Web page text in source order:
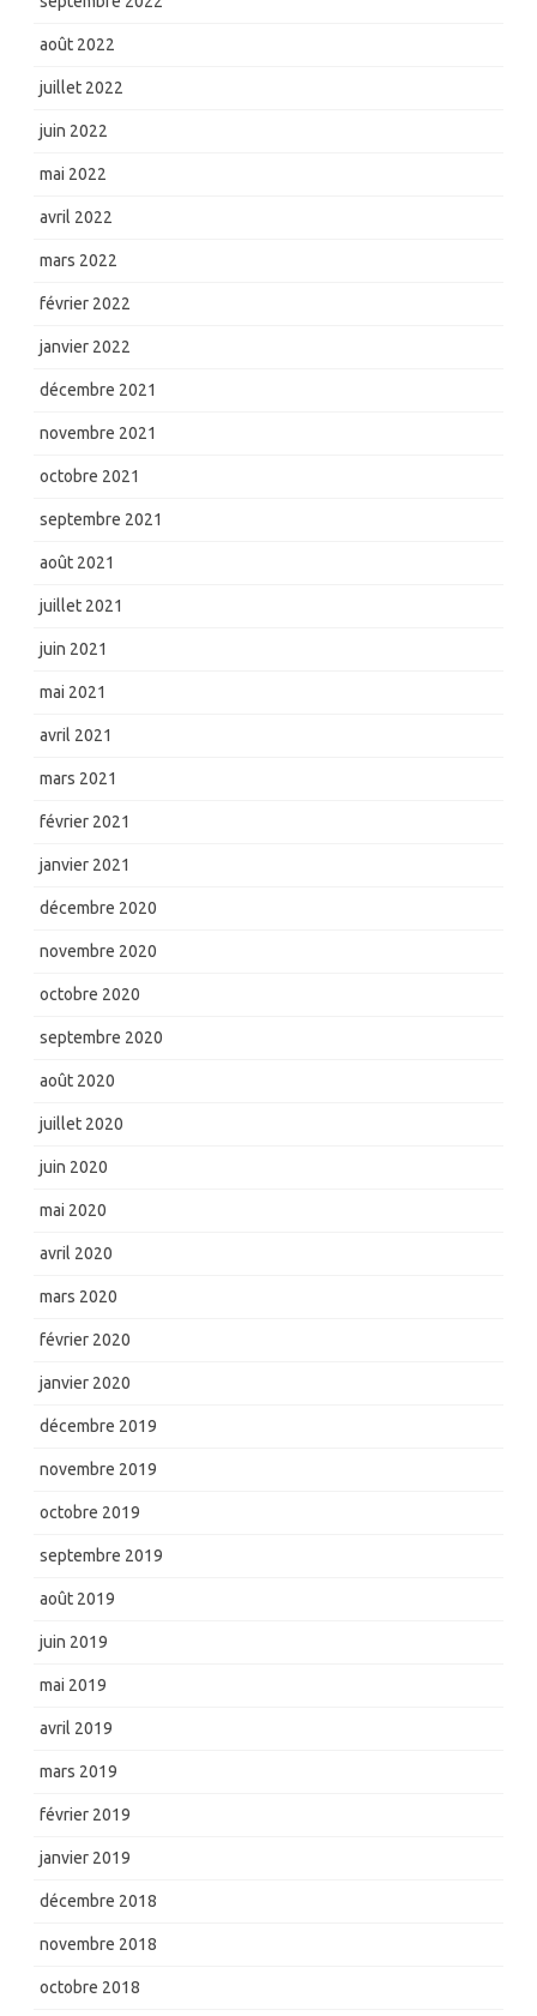
août 2022
juillet 2022
juin 2022
mai 2022
avril 2022
mars 2022
février 2022
janvier 2022
décembre 2021
novembre 2021
octobre 2021
septembre 2021
août 2021
juillet 2021
juin 2021
mai 2021
avril 2021
mars 2021
février 2021
janvier 2021
décembre 2020
novembre 2020
octobre 2020
septembre 2020
août 2020
juillet 2020
juin 2020
mai 2020
avril 2020
mars 2020
février 2020
janvier 2020
décembre 2019
novembre 2019
octobre 2019
septembre 2019
août 2019
juin 2019
mai 2019
avril 2019
mars 2019
février 2019
janvier 2019
décembre 2018
novembre 2018
octobre 2018